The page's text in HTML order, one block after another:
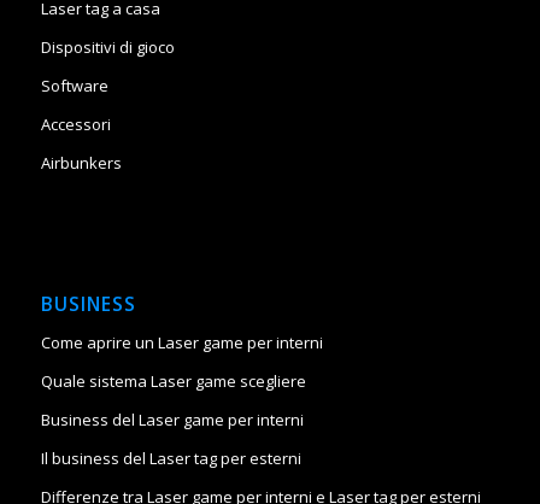
Laser tag a casa
Dispositivi di gioco
Software
Accessori
Airbunkers
BUSINESS
Come aprire un Laser game per interni
Quale sistema Laser game scegliere
Business del Laser game per interni
Il business del Laser tag per esterni
Differenze tra Laser game per interni e Laser tag per esterni